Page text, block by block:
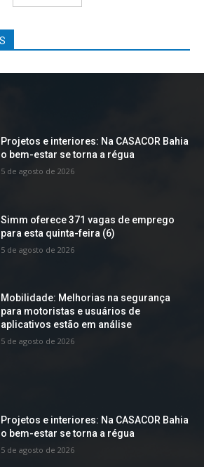
Projetos e interiores: Na CASACOR Bahia
o bem-estar se torna a régua
5 de agosto de 2026
Simm oferece 371 vagas de emprego
para esta quinta-feira (6)
5 de agosto de 2026
Mobilidade: Melhorias na segurança
para motoristas e usuários de
aplicativos estão em análise
5 de agosto de 2026
Projetos e interiores: Na CASACOR Bahia
o bem-estar se torna a régua
5 de agosto de 2026